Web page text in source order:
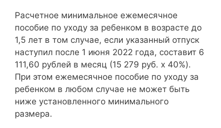
Расчетное минимальное ежемесячное
пособие по уходу за ребенком в возрасте до
1,5 лет в том случае, если указанный отпуск
наступил после 1 июня 2022 года, составит 6
111,60 рублей в месяц (15 279 руб. x 40%).
При этом ежемесячное пособие по уходу за
ребенком в любом случае не может быть
ниже установленного минимального
размера.